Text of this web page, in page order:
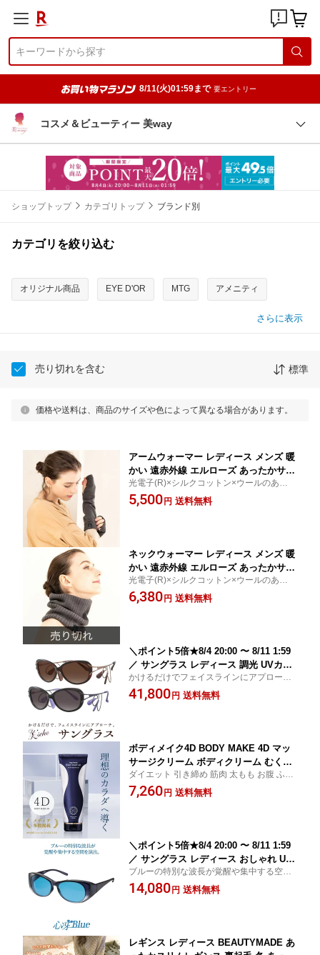
8/11(火)01:59まで 要エントリー
コスメ＆ビューティー 美way
ショップトップ カテゴリトップ ブランド別
カテゴリを絞り込む
オリジナル商品 EYE D'OR MTG アメニティ
さらに表示
売り切れを含む 標準
価格や送料は、商品のサイズや色によって異なる場合があります。
アームウォーマー レディース メンズ 暖
かい 遠赤外線 エルローズ あったかサポ
ートアームウォーマー 防寒 保温 保湿
秋冬 ロング 光電子 グレー ニット ラン
光電子(R)×シルクコットン×ウールのあった
かアームウォーマー
5,500 円 送料無料
ネックウォーマー レディース メンズ 暖
かい 遠赤外線 エルローズ あったかサポ
ートネックウォーマー 防寒 保温 保湿
秋冬 ロング 光電子 グレー ニット ラン
光電子(R)×シルクコットン×ウールのあった
かネックウォーマー
6,380 円 送料無料
＼ポイント5倍★8/4 20:00 〜 8/11 1:59
／ サングラス レディース 調光 UVカッ
ト おしゃれ 紫外線カット 東海光学 美's
che ビスチェ 女性用 眼鏡 リフトアップ
かけるだけでフェイスラインにアプローチ
する、新発想のサングラス。 インナーマッ
スル(側頭筋)に作用し、あごのラインやほう
41,800 円 送料無料
ボディメイク4D BODY MAKE 4D マッ
サージクリーム ボディクリーム むくみ
肉割れ 痩身 スリミング くびれ 筋トレ
ダイエット 引き締め 筋肉 太もも お腹 ふく
らはぎ セルライト エステ 妊娠線 ストレッ
チマーク スリミングジェル
7,260 円 送料無料
＼ポイント5倍★8/4 20:00 〜 8/11 1:59
／ サングラス レディース おしゃれ UV
カット 紫外線カット 東海光学 美'sche
ビスチェ 女性用 眼鏡 リフトアップ 側
ブルーの特別な波長が覚醒や集中する空間
を演出。 集中して勉強したい時や、仕事・
パソコン作業などに。
14,080 円 送料無料
レギンス レディース BEAUTYMADE あ